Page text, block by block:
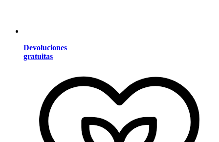
Devoluciones
gratuitas